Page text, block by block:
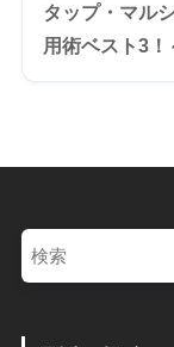
タップ・マル
用術ベスト3！